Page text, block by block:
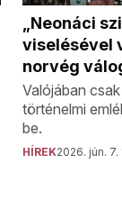
„Neonáci
viselésével
norvég
Valójában
történelmi
be.
HÍREK2026. jún. 7.